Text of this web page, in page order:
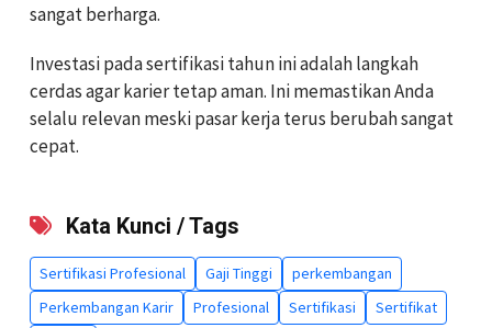
sangat berharga.
Investasi pada sertifikasi tahun ini adalah langkah
cerdas agar karier tetap aman. Ini memastikan Anda
selalu relevan meski pasar kerja terus berubah sangat
cepat.
Kata Kunci / Tags
Sertifikasi Profesional Gaji Tinggi
perkembangan
Perkembangan Karir
Profesional Sertifikasi
Sertifikat